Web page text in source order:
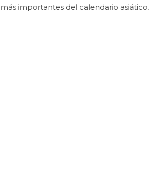
más importantes del calendario